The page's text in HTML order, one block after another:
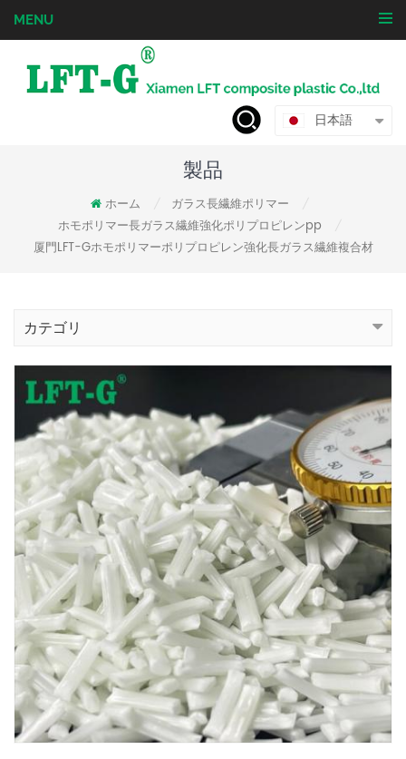
MENU
日本語
製品
ホーム ガラス長繊維ポリマー
ホモポリマー長ガラス繊維強化ポリプロピレンpp
厦門LFT-Gホモポリマーポリプロピレン強化長ガラス繊維複合材
カテゴリ